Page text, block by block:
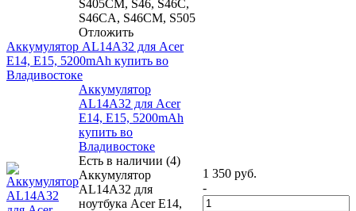
S405CM, S46, S46C,
S46CA, S46CM, S505
Отложить
Аккумулятор AL14A32 для Acer
E14, E15, 5200mAh купить во
Владивостоке
Аккумулятор
AL14A32 для Acer
E14, E15, 5200mAh
купить во
Владивостоке
Есть в наличии (4)
Аккумулятор
AL14A32 для
ноутбука Acer E14,
1 350 руб.
-